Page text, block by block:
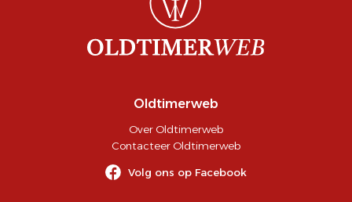
Oldtimerweb
Over Oldtimerweb
Contacteer Oldtimerweb
Volg ons op Facebook